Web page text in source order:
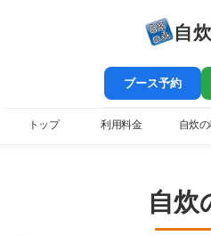
自
ブース予約
トップ 利用料金 自炊
自炊